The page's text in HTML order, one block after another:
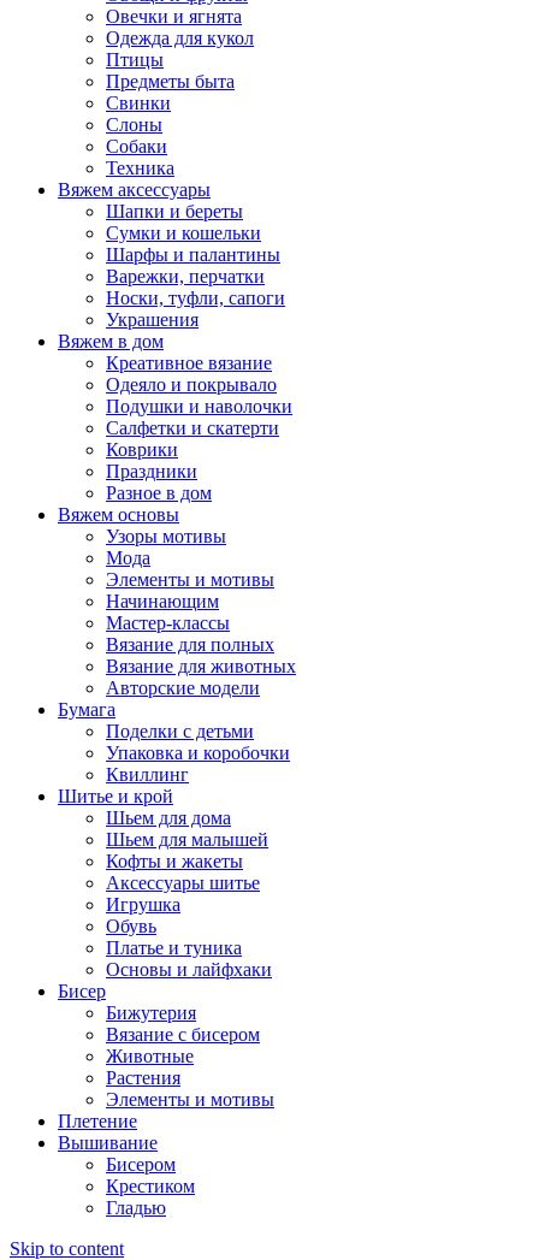
Овечки и ягнята
Одежда для кукол
Птицы
Предметы быта
Свинки
Слоны
Собаки
Техника
Вяжем аксессуары
Шапки и береты
Сумки и кошельки
Шарфы и палантины
Варежки, перчатки
Носки, туфли, сапоги
Украшения
Вяжем в дом
Креативное вязание
Одеяло и покрывало
Подушки и наволочки
Салфетки и скатерти
Коврики
Праздники
Разное в дом
Вяжем основы
Узоры мотивы
Мода
Элементы и мотивы
Начинающим
Мастер-классы
Вязание для полных
Вязание для животных
Авторские модели
Бумага
Поделки с детьми
Упаковка и коробочки
Квиллинг
Шитье и крой
Шьем для дома
Шьем для малышей
Кофты и жакеты
Аксессуары шитье
Игрушка
Обувь
Платье и туника
Основы и лайфхаки
Бисер
Бижутерия
Вязание с бисером
Животные
Растения
Элементы и мотивы
Плетение
Вышивание
Бисером
Крестиком
Гладью
Skip to content